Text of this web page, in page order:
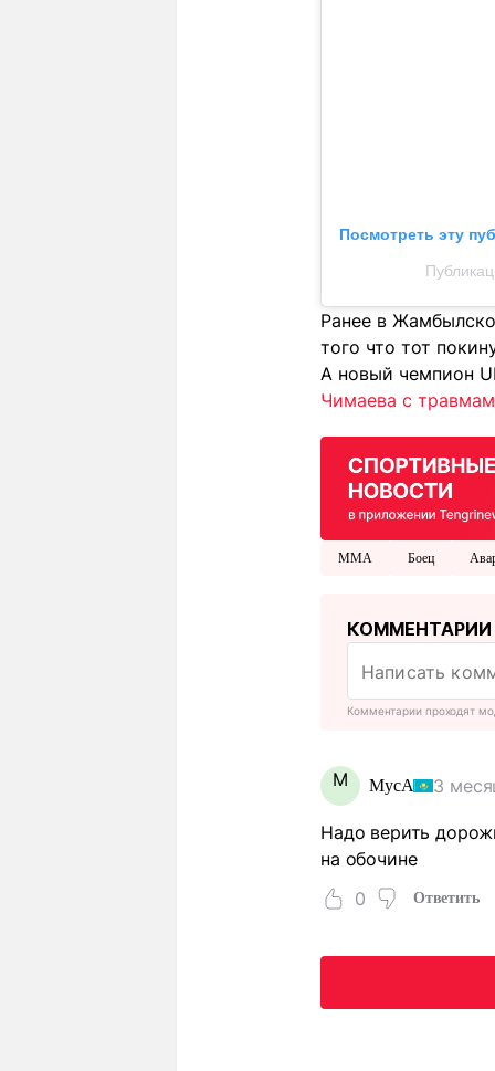
Посмотреть эту
Ранее в
того что тот
А новый чемпион
Чимаева с
MMA Боец
КОММЕНТАРИИ
Комментарии проходят
М МусА 3
Надо верить
на обочине
0
Ответить